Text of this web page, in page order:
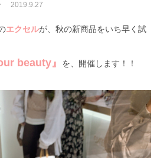
2019.9.27
エクセルが、秋の新商品をいち早く試
beauty』 を、開催します！！